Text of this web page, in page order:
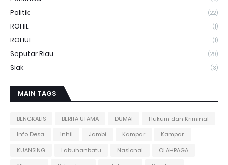
Politik (22)
ROHIL (1)
ROHUL (1)
Seputar Riau (29)
Siak (3)
MAIN TAGS
BENGKALIS BERITA UTAMA DUMAI
Hukum dan Kriminal
Info Desa
inhil Jambi Kampar
Kampar.
KUANSING
Labuhanbatu Nasional
OLAHRAGA